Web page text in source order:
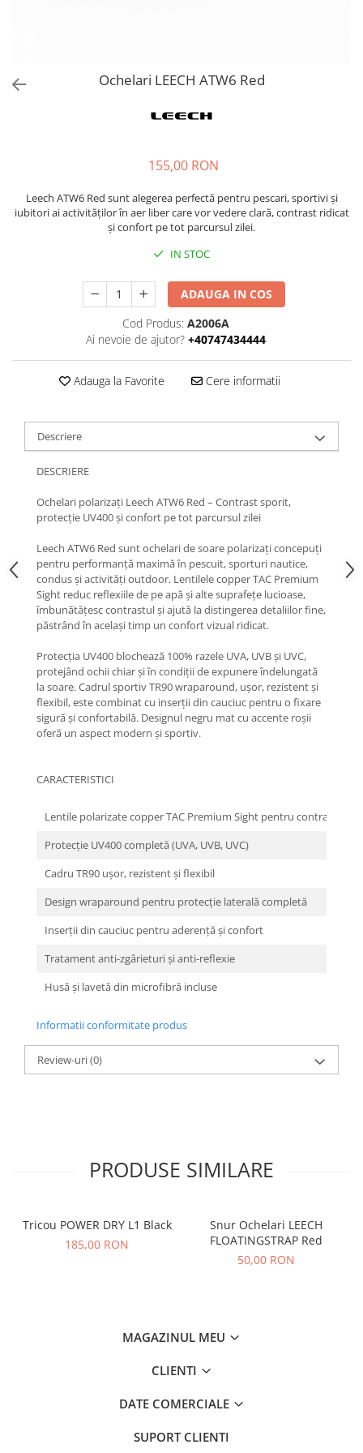
Ochelari LEECH ATW6 Red
155,00 RON
Leech ATW6 Red sunt alegerea perfectă pentru pescari, sportivi și
iubitori ai activităților în aer liber care vor vedere clară, contrast ridicat
și confort pe tot parcursul zilei.
IN STOC
ADAUGA IN COS
Cod Produs: A2006A
Ai nevoie de ajutor? +40747434444
Adauga la Favorite Cere informatii
Descriere
DESCRIERE
Ochelari polarizați Leech ATW6 Red – Contrast sporit,
protecție UV400 și confort pe tot parcursul zilei
Leech ATW6 Red sunt ochelari de soare polarizați concepuți
pentru performanță maximă în pescuit, sporturi nautice,
condus și activități outdoor. Lentilele copper TAC Premium
Sight reduc reflexiile de pe apă și alte suprafețe lucioase,
îmbunătățesc contrastul și ajută la distingerea detaliilor fine,
păstrând în același timp un confort vizual ridicat.
Protecția UV400 blochează 100% razele UVA, UVB și UVC,
protejând ochii chiar și în condiții de expunere îndelungată
la soare. Cadrul sportiv TR90 wraparound, ușor, rezistent și
flexibil, este combinat cu inserții din cauciuc pentru o fixare
sigură și confortabilă. Designul negru mat cu accente roșii
oferă un aspect modern și sportiv.
CARACTERISTICI
Lentile polarizate copper TAC Premium Sight pentru contrast și
Protecție UV400 completă (UVA, UVB, UVC)
Cadru TR90 ușor, rezistent și flexibil
Design wraparound pentru protecție laterală completă
Inserții din cauciuc pentru aderență și confort
Tratament anti-zgârieturi și anti-reflexie
Husă și lavetă din microfibră incluse
Informatii conformitate produs
Review-uri(0)
PRODUSE SIMILARE
Tricou POWER DRY L1 Black
185,00 RON
Snur Ochelari LEECH
FLOATINGSTRAP Red
50,00 RON
MAGAZINUL MEU
CLIENTI
DATE COMERCIALE
SUPORT CLIENTI